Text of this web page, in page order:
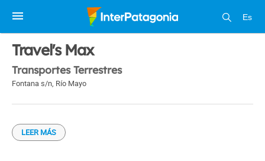
Es
1 / 1
Travel's Max
Transportes Terrestres
Fontana s/n, Río Mayo
LEER MÁS